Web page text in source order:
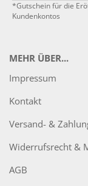
*Gutschein für die
Kundenkontos
MEHR ÜBER...
Impressum
Kontakt
Versand- &
Widerrufsrecht &
AGB